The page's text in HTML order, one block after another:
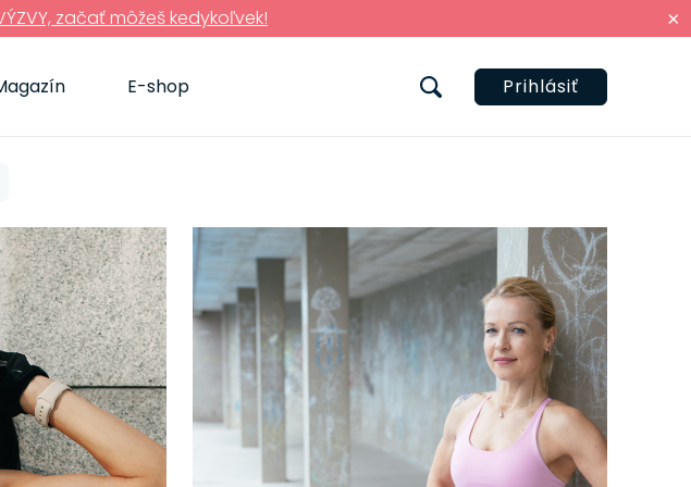
×
začať môžeš kedykoľvek!
Prihlásiť
E-shop